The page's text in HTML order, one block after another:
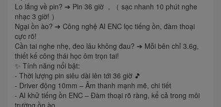
Lo lắng về pin? ➔ Pin 36 giờ ，（ sạc nhanh 10 phút nghe
nhạc 3 giờ! ）
Ngại ồn ào? ➔ Công nghệ AI ENC lọc tiếng ồn, đàm thoại
cực rõ!
Cần tai nghe nhẹ, đeo lâu không đau? ➔ Mỗi bên chỉ 3.6g,
thiết kế công thái học ôm trọn tai!
✨ Tính năng nổi bật:
- Thời lượng pin siêu dài lên tới 36 giờ 🎵
- Driver động 10mm – Âm thanh mạnh mẽ, chi tiết
- AI khử tiếng ồn ENC – Đàm thoại rõ ràng, kể cả trong môi
trường ồn ào